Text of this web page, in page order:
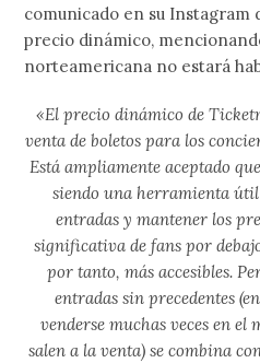
comunicado en su
precio dinámico,
norteamericana no estará
«El precio dinámico de
venta de boletos para los
Está ampliamente aceptado
siendo una herramienta
entradas y mantener los
significativa de fans por
por tanto, más accesibles.
entradas sin precedentes
venderse muchas veces en el
salen a la venta) se combina